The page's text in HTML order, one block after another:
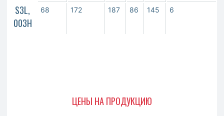
S3L,
003H
68 172 187 86 145 6
ЦЕНЫ НА ПРОДУКЦИЮ